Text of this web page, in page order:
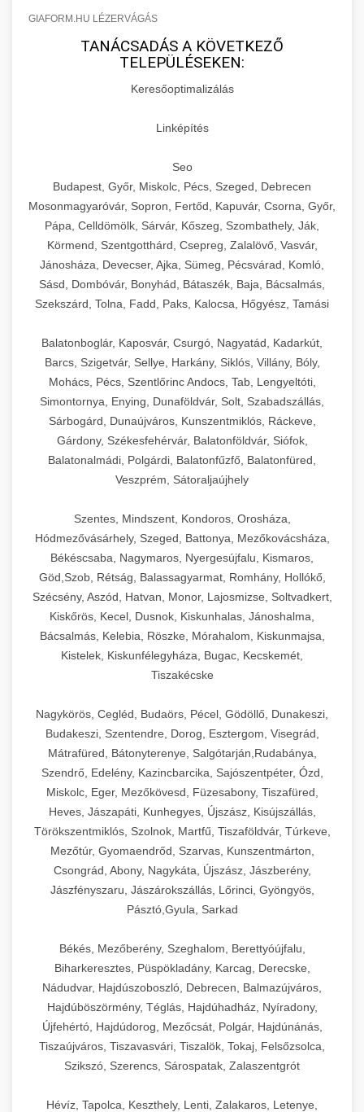
GIAFORM.HU LÉZERVÁGÁS
TANÁCSADÁS A KÖVETKEZŐ
TELEPÜLÉSEKEN:
Keresőoptimalizálás
Linképítés
Seo
Budapest, Győr, Miskolc, Pécs, Szeged, Debrecen
Mosonmagyaróvár, Sopron, Fertőd, Kapuvár, Csorna, Győr,
Pápa, Celldömölk, Sárvár, Kőszeg, Szombathely, Ják,
Körmend, Szentgotthárd, Csepreg, Zalalövő, Vasvár,
Jánosháza, Devecser, Ajka, Sümeg, Pécsvárad, Komló,
Sásd, Dombóvár, Bonyhád, Bátaszék, Baja, Bácsalmás,
Szekszárd, Tolna, Fadd, Paks, Kalocsa, Hőgyész, Tamási
Balatonboglár, Kaposvár, Csurgó, Nagyatád, Kadarkút,
Barcs, Szigetvár, Sellye, Harkány, Siklós, Villány, Bóly,
Mohács, Pécs, Szentlőrinc Andocs, Tab, Lengyeltóti,
Simontornya, Enying, Dunaföldvár, Solt, Szabadszállás,
Sárbogárd, Dunaújváros, Kunszentmiklós, Ráckeve,
Gárdony, Székesfehérvár, Balatonföldvár, Siófok,
Balatonalmádi, Polgárdi, Balatonfűzfő, Balatonfüred,
Veszprém, Sátoraljaújhely
Szentes, Mindszent, Kondoros, Orosháza,
Hódmezővásárhely, Szeged, Battonya, Mezőkovácsháza,
Békéscsaba, Nagymaros, Nyergesújfalu, Kismaros,
Göd,Szob, Rétság, Balassagyarmat, Romhány, Hollókő,
Szécsény, Aszód, Hatvan, Monor, Lajosmizse, Soltvadkert,
Kiskőrös, Kecel, Dusnok, Kiskunhalas, Jánoshalma,
Bácsalmás, Kelebia, Röszke, Mórahalom, Kiskunmajsa,
Kistelek, Kiskunfélegyháza, Bugac, Kecskemét,
Tiszakécske
Nagykörös, Cegléd, Budaörs, Pécel, Gödöllő, Dunakeszi,
Budakeszi, Szentendre, Dorog, Esztergom, Visegrád,
Mátrafüred, Bátonyterenye, Salgótarján,Rudabánya,
Szendrő, Edelény, Kazincbarcika, Sajószentpéter, Ózd,
Miskolc, Eger, Mezőkövesd, Füzesabony, Tiszafüred,
Heves, Jászapáti, Kunhegyes, Újszász, Kisújszállás,
Törökszentmiklós, Szolnok, Martfű, Tiszaföldvár, Túrkeve,
Mezőtúr, Gyomaendrőd, Szarvas, Kunszentmárton,
Csongrád, Abony, Nagykáta, Újszász, Jászberény,
Jászfényszaru, Jászárokszállás, Lőrinci, Gyöngyös,
Pásztó,Gyula, Sarkad
Békés, Mezőberény, Szeghalom, Berettyóújfalu,
Biharkeresztes, Püspökladány, Karcag, Derecske,
Nádudvar, Hajdúszoboszló, Debrecen, Balmazújváros,
Hajdúböszörmény, Téglás, Hajdúhadház, Nyíradony,
Újfehértó, Hajdúdorog, Mezőcsát, Polgár, Hajdúnánás,
Tiszaújváros, Tiszavasvári, Tiszalök, Tokaj, Felsőzsolca,
Szikszó, Szerencs, Sárospatak, Zalaszentgrót
Hévíz, Tapolca, Keszthely, Lenti, Zalakaros, Letenye,